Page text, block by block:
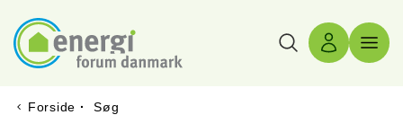
Søg Log ind
Forside · Søg